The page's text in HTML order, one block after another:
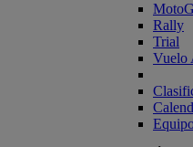
Rally
Trial
Vuelo